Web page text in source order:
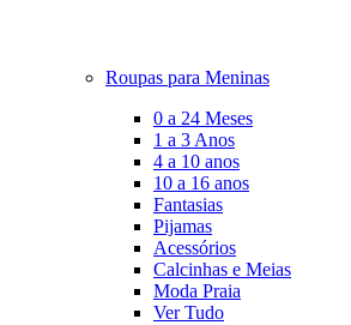
Roupas para Meninas
0 a 24 Meses
1 a 3 Anos
4 a 10 anos
10 a 16 anos
Fantasias
Pijamas
Acessórios
Calcinhas e Meias
Moda Praia
Ver Tudo